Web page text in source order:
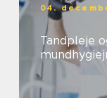
04.
Tandpleje